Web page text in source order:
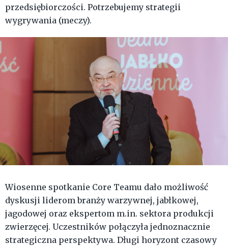
przedsiębiorczości. Potrzebujemy strategii
wygrywania (meczy).
Wiosenne spotkanie Core Teamu dało możliwość
dyskusji liderom branży warzywnej, jabłkowej,
jagodowej oraz ekspertom m.in. sektora produkcji
zwierzęcej. Uczestników połączyła jednoznacznie
strategiczna perspektywa. Długi horyzont czasowy